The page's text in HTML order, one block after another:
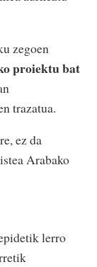
zegoen
proiektu bat
trazatua.
ez da
Arabako
lerro